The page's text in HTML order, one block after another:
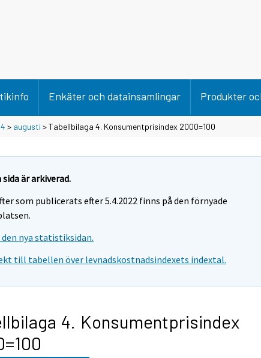
Enkäter och datainsamlingar Produkter
> augusti > Tabellbilaga 4. Konsumentprisindex 2000=100
sida är arkiverad.
som publicerats efter 5.4.2022 finns på den förnyade
nya statistiksidan.
till tabellen över levnadskostnadsindexets indextal.
4. Konsumentprisindex